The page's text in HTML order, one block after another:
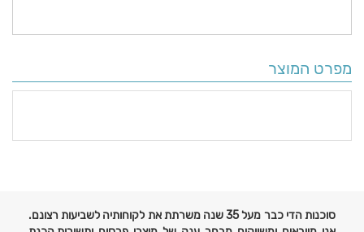
מפרט המוצר
סוכנות הדי כבר מעל 35 שנה משרתת את לקוחותיה לשביעות רצונם.